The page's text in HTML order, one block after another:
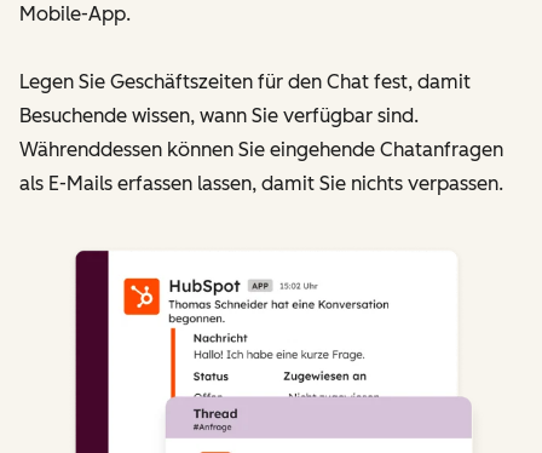
Mobile-App.
Legen Sie Geschäftszeiten für den Chat fest, damit
Besuchende wissen, wann Sie verfügbar sind.
Währenddessen können Sie eingehende Chatanfragen
als E-Mails erfassen lassen, damit Sie nichts verpassen.